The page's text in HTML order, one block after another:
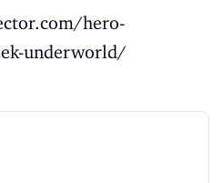
hero-
underworld/